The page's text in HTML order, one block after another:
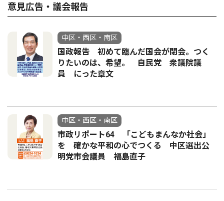
意見広告・議会報告
中区・西区・南区
国政報告 初めて臨んだ国会が閉会。つく
りたいのは、希望。 自民党 衆議院議
員 にった章文
中区・西区・南区
市政リポート64 「こどもまんなか社会」
を 確かな平和の心でつくる 中区選出公
明党市会議員 福島直子